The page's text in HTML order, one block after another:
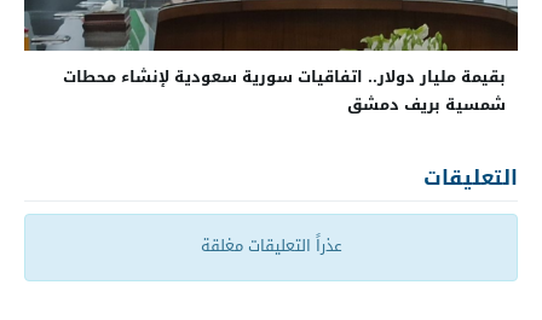
بقيمة مليار دولار.. اتفاقيات سورية سعودية لإنشاء محطات
شمسية بريف دمشق
التعليقات
عذراً التعليقات مغلقة